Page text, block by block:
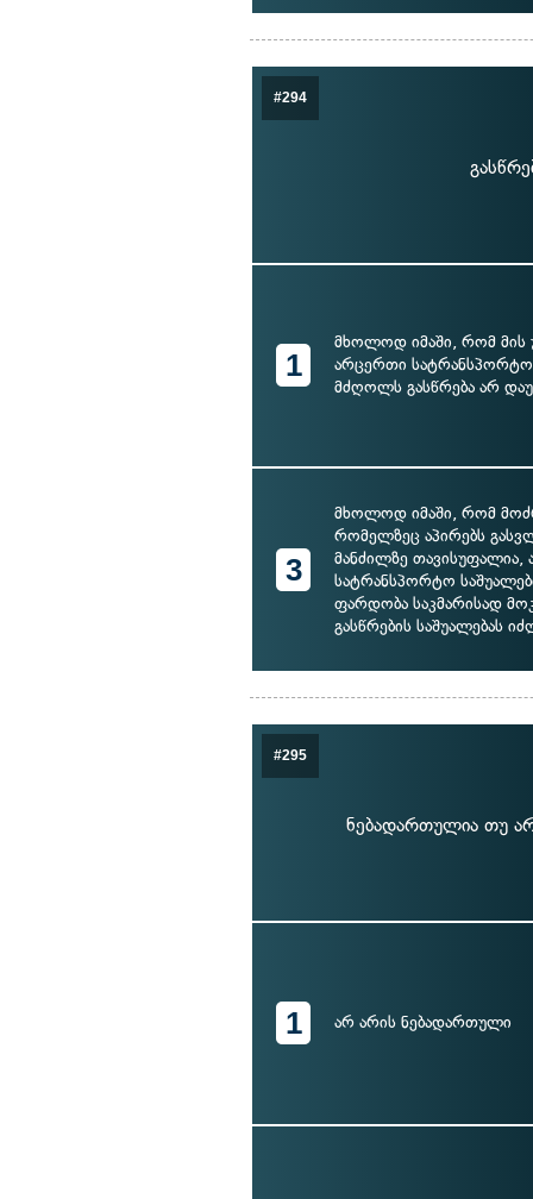
#294
1
მხოლოდ იმაში, რომ მის
არცერთი სატრანსპორტო
მძღოლს გასწრება არ
3
მხოლოდ იმაში, რომ
რომელზეც აპირებს
მანძილზე თავისუფალია,
სატრანსპორტო
ფარდობა საკმარისად
გასწრების საშუალებას
#295
ნებადართულია თუ
1 არ არის ნებადართული